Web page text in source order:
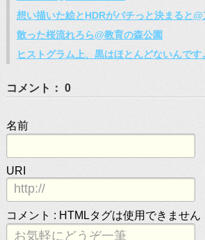
想い描いた絵とHDRがバチっと決まると
散った桜流れろら@教育の森公園
ヒストグラム上、黒はほとんどないんです
コメント： 0
名前
URI
コメント : HTMLタグは使用できません